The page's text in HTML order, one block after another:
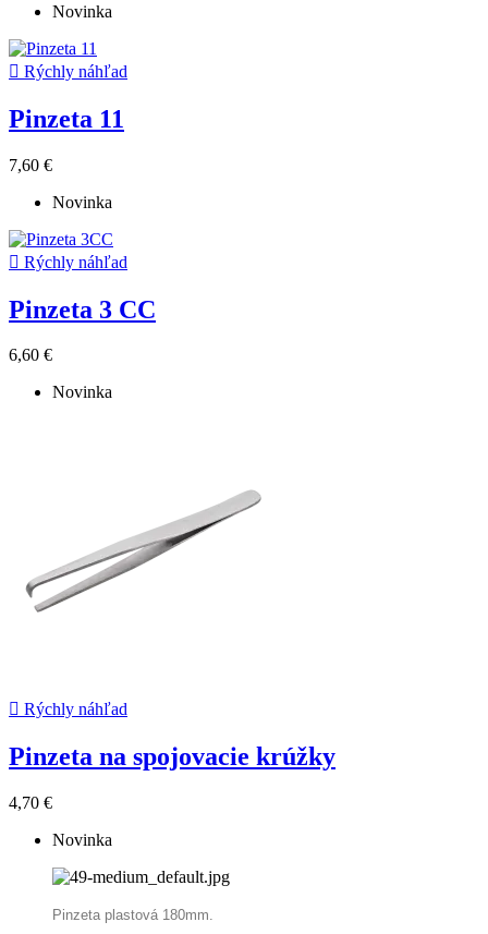
Novinka
 Rýchly náhľad
Pinzeta 11
7,60 €
Novinka
 Rýchly náhľad
Pinzeta 3 CC
6,60 €
Novinka
 Rýchly náhľad
Pinzeta na spojovacie krúžky
4,70 €
Novinka
Pinzeta plastová 180mm.